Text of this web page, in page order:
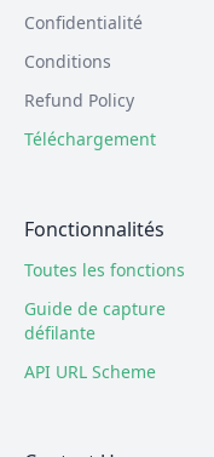
Confidentialité
Conditions
Refund Policy
Téléchargement
Fonctionnalités
Toutes les fonctions
Guide de capture
défilante
API URL Scheme